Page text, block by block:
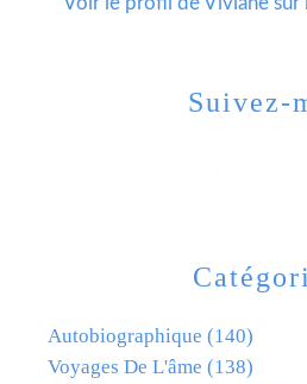
Autobiographique (140)
Voyages De L'âme (138)
Suivez-